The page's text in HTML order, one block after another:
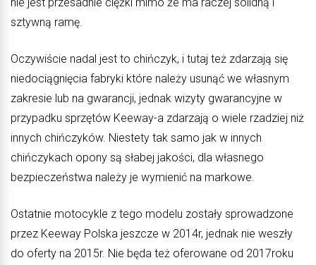
sztywną ramę.
Oczywiście nadal jest to chińczyk, i tutaj też zdarzają się
niedociągnięcia fabryki które należy usunąć we własnym
zakresie lub na gwarancji, jednak wizyty gwarancyjne w
przypadku sprzętów Keeway-a zdarzają o wiele rzadziej niż
innych chińczyków. Niestety tak samo jak w innych
chińczykach opony są słabej jakości, dla własnego
bezpieczeństwa należy je wymienić na markowe.
Ostatnie motocykle z tego modelu zostały sprowadzone
przez Keeway Polska jeszcze w 2014r, jednak nie weszły
do oferty na 2015r. Nie będa też oferowane od 2017roku